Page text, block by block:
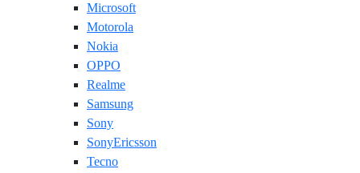
Microsoft
Motorola
Nokia
OPPO
Realme
Samsung
Sony
SonyEricsson
Tecno